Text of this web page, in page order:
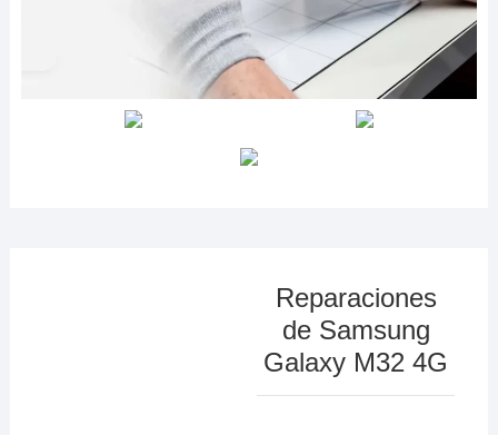
Reparaciones
de Samsung
Galaxy M32 4G